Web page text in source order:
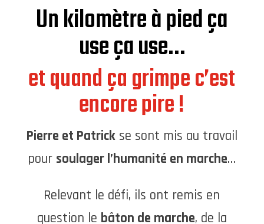
Un kilomètre à pied ça
use ça use…
et quand ça grimpe c’est
encore pire !
Pierre et Patrickse sont mis au travail
pour soulager l’humanité en marche…
Relevant le défi, ils ont remis en
question le bâton de marche, de la